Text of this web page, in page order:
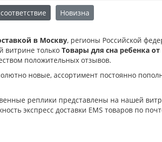
Новизна
в Москву, регионы Российской
витрине только Товары для сна ребенка
положительных отзывов.
новые, ассортимент постоянно
реплики представлены на нашей
экспресс доставки EMS товаров по